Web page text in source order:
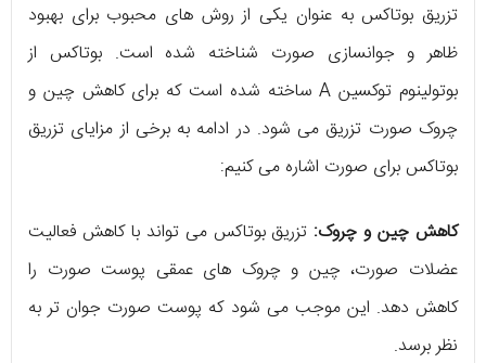
تزریق بوتاکس به عنوان یکی از روش‌ های محبوب برای بهبود
ظاهر و جوانسازی صورت شناخته شده است. بوتاکس از
بوتولینوم توکسین A ساخته شده است که برای کاهش چین و
چروک صورت تزریق می‌ شود. در ادامه به برخی از مزایای تزریق
بوتاکس برای صورت اشاره می‌ کنیم:
کاهش چین و چروک: تزریق بوتاکس می‌ تواند با کاهش فعالیت
عضلات صورت، چین و چروک‌ های عمقی پوست صورت را
کاهش دهد. این موجب می‌ شود که پوست صورت جوان‌ تر به
نظر برسد.